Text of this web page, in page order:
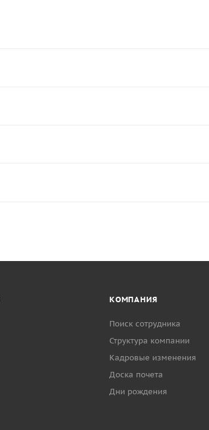
КОМПАНИЯ
Поиск сотрудника
Структура компании
Кадровые изменения
Доска почета
Дни рождения